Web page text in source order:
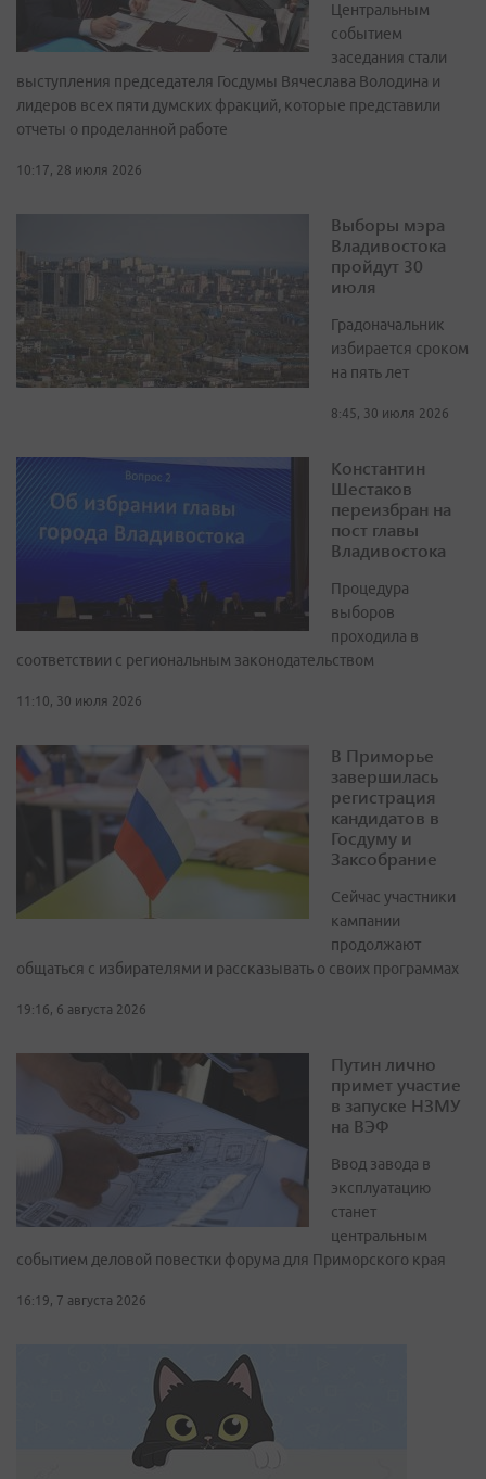
Центральным
событием
заседания стали
выступления председателя Госдумы Вячеслава Володина и
лидеров всех пяти думских фракций, которые представили
отчеты о проделанной работе
10:17, 28 июля 2026
Выборы мэра
Владивостока
пройдут 30
июля
Градоначальник
избирается сроком
на пять лет
8:45, 30 июля 2026
Константин
Шестаков
переизбран на
пост главы
Владивостока
Процедура
выборов
проходила в
соответствии с региональным законодательством
11:10, 30 июля 2026
В Приморье
завершилась
регистрация
кандидатов в
Госдуму и
Заксобрание
Сейчас участники
кампании
продолжают
общаться с избирателями и рассказывать о своих программах
19:16, 6 августа 2026
Путин лично
примет участие
в запуске НЗМУ
на ВЭФ
Ввод завода в
эксплуатацию
станет
центральным
событием деловой повестки форума для Приморского края
16:19, 7 августа 2026